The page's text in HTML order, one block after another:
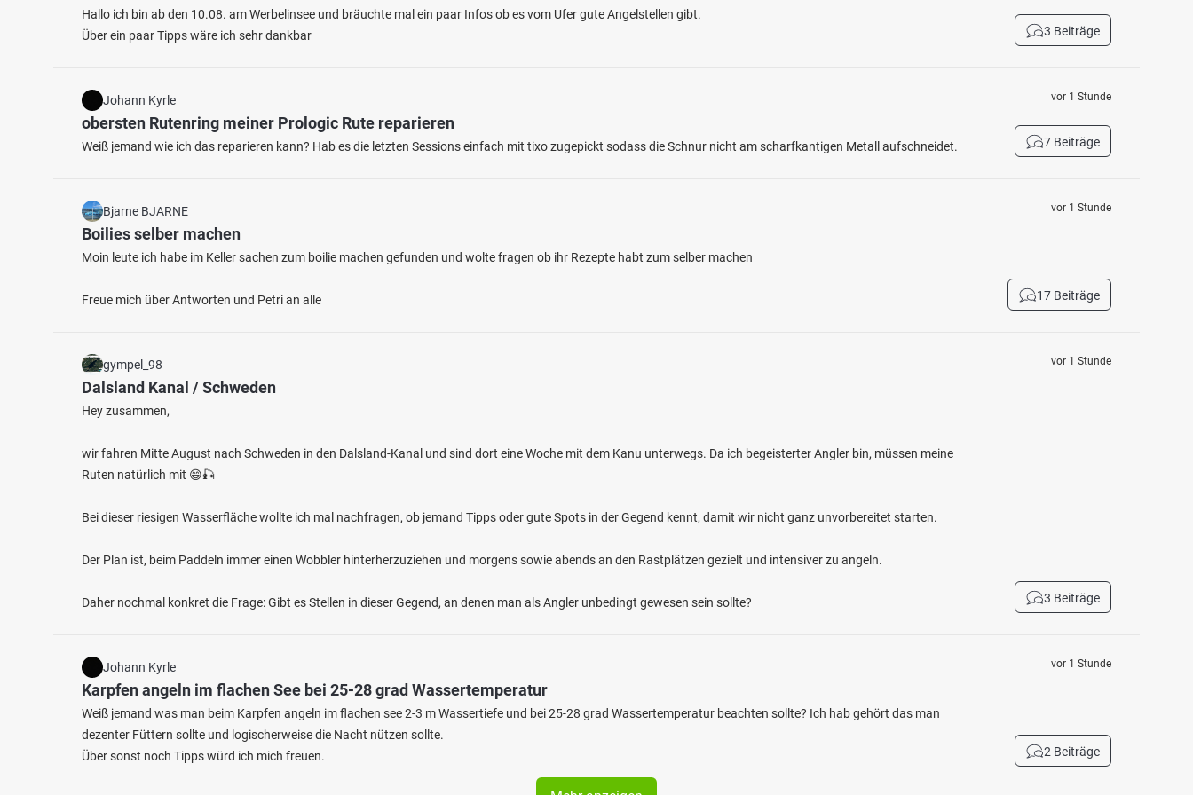
Altes Baggerloch (Geldern)
Fischarten: Karpfen, Hecht
Baggersee bei 47608 Geldern
Hallo ich bin ab den 10.08. am Werbelinsee und bräuchte mal ein paar Infos ob es vom Ufer gute Angelstellen gibt.
Über ein paar Tipps wäre ich sehr dankbar
3 Beiträge
Johann Kyrle
obersten Rutenring meiner Prologic Rute reparieren
Weiß jemand wie ich das reparieren kann? Hab es die letzten Sessions einfach mit tixo zugepickt sodass die Schnur nicht am scharfkantigen Metall aufschneidet.
vor 1 Stunde
7 Beiträge
Bjarne BJARNE
Boilies selber machen
Moin leute ich habe im Keller sachen zum boilie machen gefunden und wolte fragen ob ihr Rezepte habt zum selber machen
Freue mich über Antworten und Petri an alle
vor 1 Stunde
17 Beiträge
gympel_98
Dalsland Kanal / Schweden
Hey zusammen,
wir fahren Mitte August nach Schweden in den Dalsland-Kanal und sind dort eine Woche mit dem Kanu unterwegs. Da ich begeisterter Angler bin, müssen meine
Ruten natürlich mit 😄🎣
Bei dieser riesigen Wasserfläche wollte ich mal nachfragen, ob jemand Tipps oder gute Spots in der Gegend kennt, damit wir nicht ganz unvorbereitet starten.
Der Plan ist, beim Paddeln immer einen Wobbler hinterherzuziehen und morgens sowie abends an den Rastplätzen gezielt und intensiver zu angeln.
Daher nochmal konkret die Frage: Gibt es Stellen in dieser Gegend, an denen man als Angler unbedingt gewesen sein sollte?
vor 1 Stunde
3 Beiträge
Johann Kyrle
Karpfen angeln im flachen See bei 25-28 grad Wassertemperatur
Weiß jemand was man beim Karpfen angeln im flachen see 2-3 m Wassertiefe und bei 25-28 grad Wassertemperatur beachten sollte? Ich hab gehört das man
dezenter Füttern sollte und logischerweise die Nacht nützen sollte.
Über sonst noch Tipps würd ich mich freuen.
vor 1 Stunde
2 Beiträge